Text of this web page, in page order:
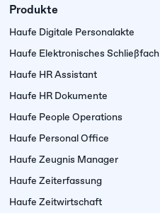
Produkte
Haufe Digitale Personalakte
Haufe Elektronisches Schließfach
Haufe HR Assistant
Haufe HR Dokumente
Haufe People Operations
Haufe Personal Office
Haufe Zeugnis Manager
Haufe Zeiterfassung
Haufe Zeitwirtschaft